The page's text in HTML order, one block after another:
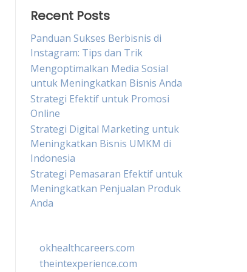
Recent Posts
Panduan Sukses Berbisnis di
Instagram: Tips dan Trik
Mengoptimalkan Media Sosial
untuk Meningkatkan Bisnis Anda
Strategi Efektif untuk Promosi
Online
Strategi Digital Marketing untuk
Meningkatkan Bisnis UMKM di
Indonesia
Strategi Pemasaran Efektif untuk
Meningkatkan Penjualan Produk
Anda
okhealthcareers.com
theintexperience.com